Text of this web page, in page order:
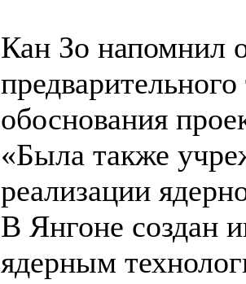
Кан Зо напомнил
обоснования
«Была также
реализации
В Янгоне создан
ядерным